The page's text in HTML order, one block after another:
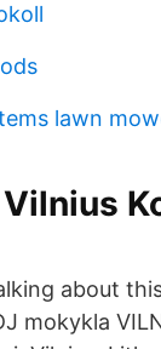
lawn
about
mokykla